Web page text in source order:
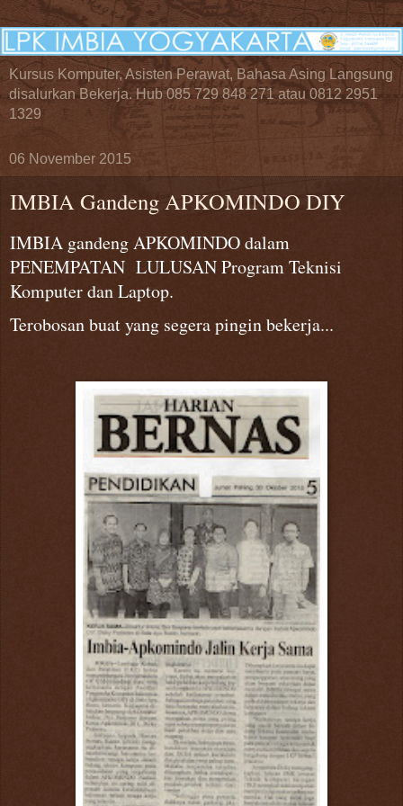
Kursus Komputer, Asisten Perawat, Bahasa Asing Langsung
disalurkan Bekerja. Hub 085 729 848 271 atau 0812 2951
1329
06 November 2015
IMBIA Gandeng APKOMINDO DIY
IMBIA gandeng APKOMINDO dalam
PENEMPATAN LULUSAN Program Teknisi
Komputer dan Laptop.
Terobosan buat yang segera pingin bekerja...